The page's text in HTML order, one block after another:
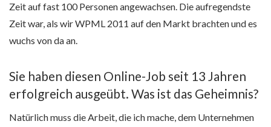
Zeit auf fast 100 Personen angewachsen. Die aufregendste
Zeit war, als wir WPML 2011 auf den Markt brachten und es
wuchs von da an.
Sie haben diesen Online-Job seit 13 Jahren
erfolgreich ausgeübt. Was ist das Geheimnis?
Natürlich muss die Arbeit, die ich mache, dem Unternehmen